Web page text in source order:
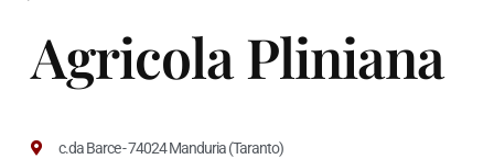
Agricola Pliniana
c.da Barce - 74024 Manduria (Taranto)